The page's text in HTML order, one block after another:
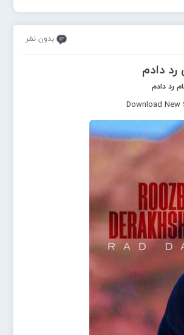
بدون نظر
رد دادم
رد دادم
Download New